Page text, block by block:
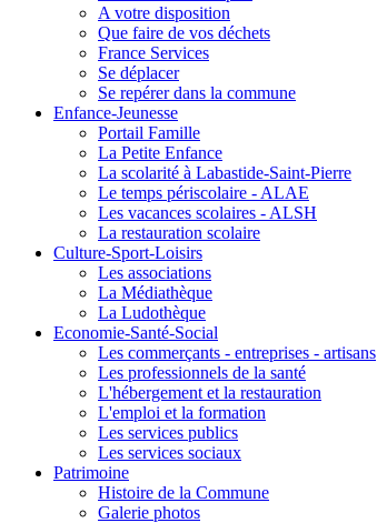
A votre disposition
Que faire de vos déchets
France Services
Se déplacer
Se repérer dans la commune
Enfance-Jeunesse
Portail Famille
La Petite Enfance
La scolarité à Labastide-Saint-Pierre
Le temps périscolaire - ALAE
Les vacances scolaires - ALSH
La restauration scolaire
Culture-Sport-Loisirs
Les associations
La Médiathèque
La Ludothèque
Economie-Santé-Social
Les commerçants - entreprises - artisans
Les professionnels de la santé
L'hébergement et la restauration
L'emploi et la formation
Les services publics
Les services sociaux
Patrimoine
Histoire de la Commune
Galerie photos